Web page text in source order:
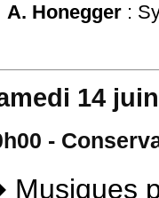
A. Honegger :
14
-